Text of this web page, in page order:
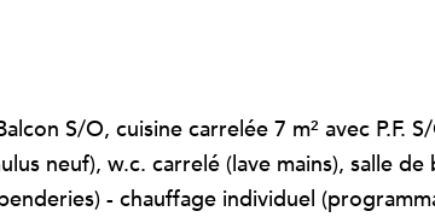
S/O, cuisine carrelée 7 m² avec P.F.
neuf), w.c. carrelé (lave mains), salle de
- chauffage individuel